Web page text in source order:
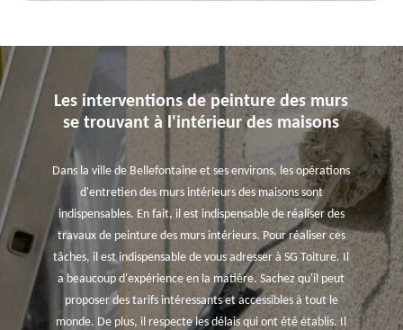
Les interventions de peinture des murs
se trouvant à l'intérieur des maisons
Dans la ville de Bellefontaine et ses environs, les opérations
d'entretien des murs intérieurs des maisons sont
indispensables. En fait, il est indispensable de réaliser des
travaux de peinture des murs intérieurs. Pour réaliser ces
tâches, il est indispensable de vous adresser à SG Toiture. Il
a beaucoup d'expérience en la matière. Sachez qu'il peut
proposer des tarifs intéressants et accessibles à tout le
monde. De plus, il respecte les délais qui ont été établis. Il